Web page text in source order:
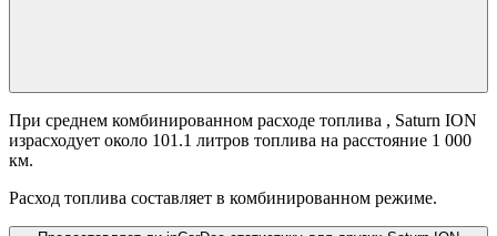
При среднем комбинированном расходе топлива , Saturn ION
израсходует около 101.1 литров топлива на расстояние 1 000
км.
Расход топлива составляет в комбинированном режиме.